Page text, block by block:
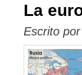
La
Escrito por